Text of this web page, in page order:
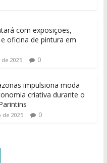
com exposições,
oficina de pintura em
2025 0
impulsiona moda
criativa durante o
de 2025 0